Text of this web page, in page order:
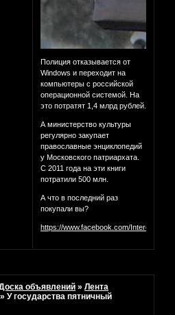
Полиция отказывается от
Windows и переходит на
компьютеры с российской
операционной системой. На
это потратят 1,4 млрд рублей.
А министерство культуры
регулярно закупает
православные энциклопедий
у Московского патриархата.
С 2011 года на эти книги
потратили 500 млн.
А что в последний раз
покупали вы?
https://www.facebook.com/
объявлений »Лента
»У государства пятничный